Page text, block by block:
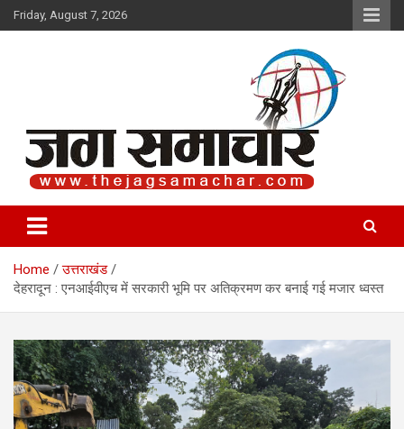
Skip
to
Friday, August 7, 2026
Jag Samachar
Home
उत्तराखंड
देहरादून : एनआईवीएच में सरकारी भूमि पर अतिक्रमण कर बनाई गई मजार ध्वस्त